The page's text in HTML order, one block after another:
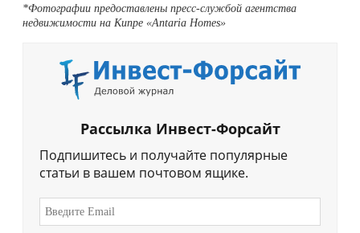
*Фотографии предоставлены пресс-службой агентства
недвижимости на Кипре «Antaria Homes»
Рассылка Инвест-Форсайт
Подпишитесь и получайте популярные
статьи в вашем почтовом ящике.